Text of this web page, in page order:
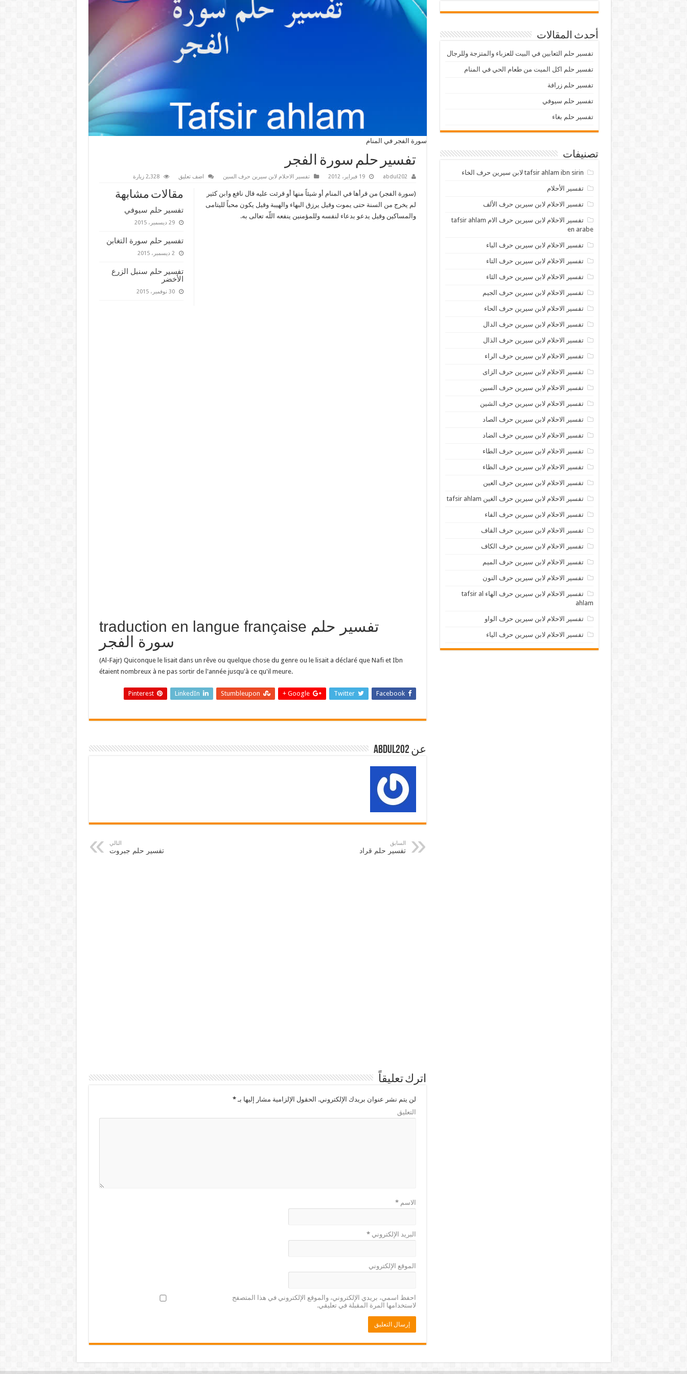
سورة الفجر في المنام
تفسير حلم سورة الفجر
abdul202 19 فبراير، 2012 تفسير الاحلام لابن سيرين حرف السين اضف تعليق 2,328 زيارة
مقالات مشابهة
تفسير حلم سيوفي
29 ديسمبر، 2015
تفسير حلم سورة التغابن
2 ديسمبر، 2015
تفسير حلم سنبل الزرع
الأخضر
30 نوفمبر، 2015
(سورة الفجر) من قرأها في المنام أو شيئاً منها أو قرئت عليه قال نافع وابن كثير
لم يخرج من السنة حتى يموت وقيل يرزق البهاء والهيبة وقيل يكون محباً لليتامى
والمساكين وقيل يدعو بدعاء لنفسه وللمؤمنين ينفعه اللّه تعالى به.
traduction en langue française تفسير حلم
سورة الفجر
(Al-Fajr) Quiconque le lisait dans un rêve ou quelque chose du genre ou le lisait a déclaré que Nafi et Ibn
étaient nombreux à ne pas sortir de l'année jusqu'à ce qu'il meure.
Facebook
Twitter
Google +
Stumbleupon
LinkedIn
Pinterest
عن abdul202
السابق
تفسير حلم قراد
التالي
تفسير حلم جبروت
اترك تعليقاً
لن يتم نشر عنوان بريدك الإلكتروني. الحقول الإلزامية مشار إليها بـ*
التعليق
الاسم*
البريد الإلكتروني*
الموقع الإلكتروني
احفظ اسمي، بريدي الإلكتروني، والموقع الإلكتروني في هذا المتصفح
لاستخدامها المرة المقبلة في تعليقي.
أحدث المقالات
تفسير حلم الثعابين في البيت للعزباء والمتزجة وللرجال
تفسير حلم اكل الميت من طعام الحي في المنام
تفسير حلم زرافة
تفسير حلم سيوفي
تفسير حلم بغاء
تصنيفات
tafsir ahlam ibn sirin لابن سيرين حرف الخاء
تفسير الأحلام
تفسير الاحلام لابن سيرين حرف الألف
تفسير الاحلام لابن سيرين حرف الام tafsir ahlam
en arabe
تفسير الاحلام لابن سيرين حرف الباء
تفسير الاحلام لابن سيرين حرف التاء
تفسير الاحلام لابن سيرين حرف الثاء
تفسير الاحلام لابن سيرين حرف الجيم
تفسير الاحلام لابن سيرين حرف الحاء
تفسير الاحلام لابن سيرين حرف الدال
تفسير الاحلام لابن سيرين حرف الذال
تفسير الاحلام لابن سيرين حرف الراء
تفسير الاحلام لابن سيرين حرف الزاى
تفسير الاحلام لابن سيرين حرف السين
تفسير الاحلام لابن سيرين حرف الشين
تفسير الاحلام لابن سيرين حرف الصاد
تفسير الاحلام لابن سيرين حرف الضاد
تفسير الاحلام لابن سيرين حرف الطاء
تفسير الاحلام لابن سيرين حرف الظاء
تفسير الاحلام لابن سيرين حرف العين
تفسير الاحلام لابن سيرين حرف الغين tafsir ahlam
تفسير الاحلام لابن سيرين حرف الفاء
تفسير الاحلام لابن سيرين حرف القاف
تفسير الاحلام لابن سيرين حرف الكاف
تفسير الاحلام لابن سيرين حرف الميم
تفسير الاحلام لابن سيرين حرف النون
تفسير الاحلام لابن سيرين حرف الهاء tafsir al
ahlam
تفسير الاحلام لابن سيرين حرف الواو
تفسير الاحلام لابن سيرين حرف الياء